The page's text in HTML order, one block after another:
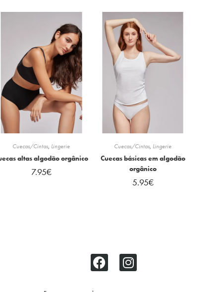
Cuecas/Cintas, Lingerie
altas algodão orgânico
7.95€
Cuecas/Cintas, Lingerie
Cuecas básicas em algodão
orgânico
5.95€